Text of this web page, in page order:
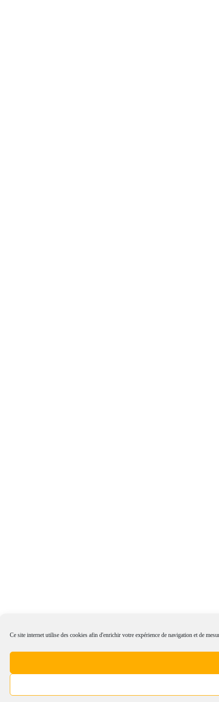
Ce site internet utilise des cookies afin d'enrichir votre expérience de navigation et de